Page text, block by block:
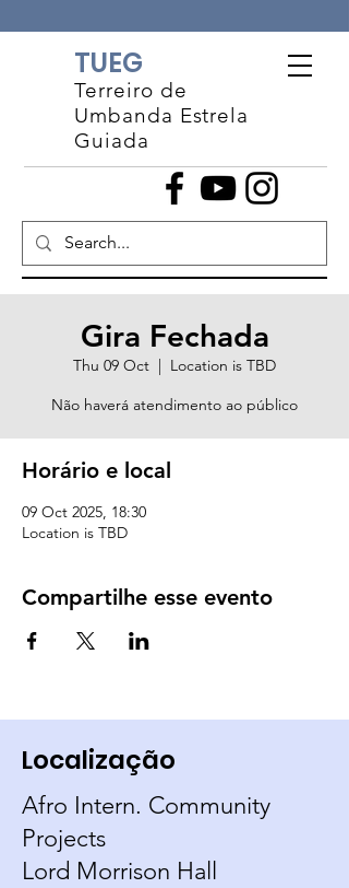
TUEG
Terreiro de
Umbanda Estrela
Guiada
Gira Fechada
Thu 09 Oct
  |
Location is TBD
Não haverá atendimento ao público
Horário e local
09 Oct 2025, 18:30
Location is TBD
Compartilhe esse evento
Localização
Afro Intern. Community
Projects
Lord Morrison Hall